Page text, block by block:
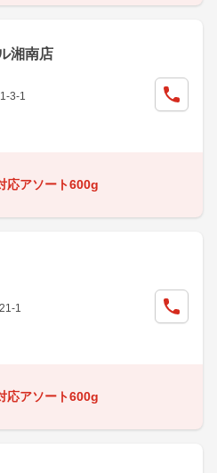
湘南店
3-1
応アソート600g
1
応アソート600g